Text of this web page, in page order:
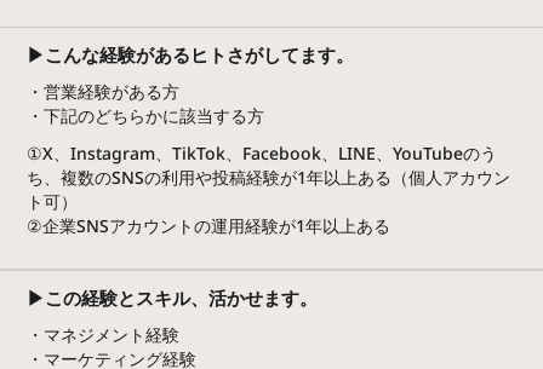
▶こんな経験があるヒトさがしてます。
・営業経験がある方
・下記のどちらかに該当する方
①X、Instagram、TikTok、Facebook、LINE、YouTubeのう
ち、複数のSNSの利用や投稿経験が1年以上ある（個人アカウン
ト可）
②企業SNSアカウントの運用経験が1年以上ある
▶この経験とスキル、活かせます。
・マネジメント経験
・マーケティング経験